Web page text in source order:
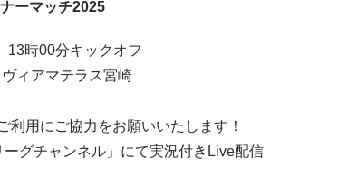
ーマッチ2025
時00分キックオフ
ィアマテラス宮崎
用にご協力をお願いいたします！
グチャンネル」にて実況付きLive配信